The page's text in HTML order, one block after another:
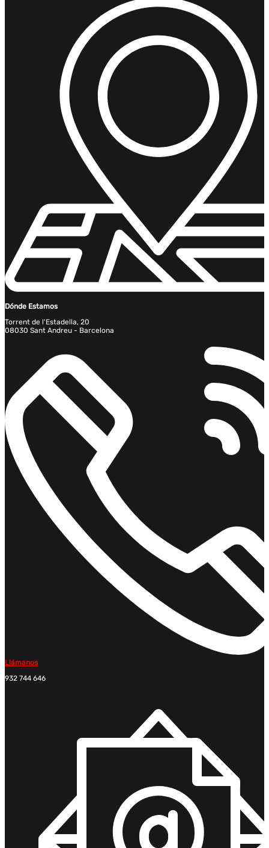
Dónde Estamos
Torrent de l'Estadella, 20
08030 Sant Andreu - Barcelona
Llámanos
932 744 646